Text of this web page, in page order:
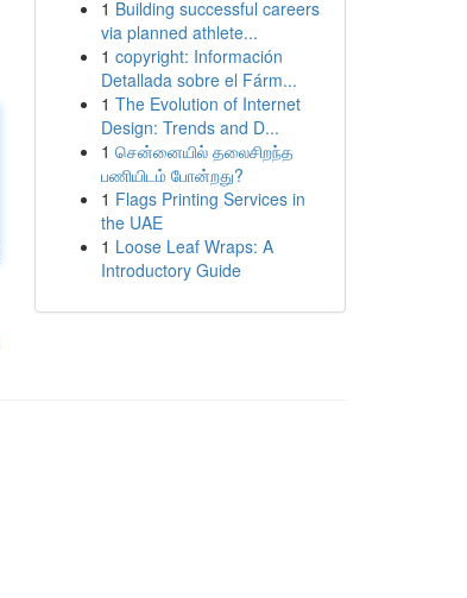
1 Building successful careers
via planned athlete...
1 copyright: Información
Detallada sobre el Fárm...
1 The Evolution of Internet
Design: Trends and D...
1 சென்னையில் தலைசிறந்த
பணியிடம் போன்றது?
1 Flags Printing Services in
the UAE
1 Loose Leaf Wraps: A
Introductory Guide